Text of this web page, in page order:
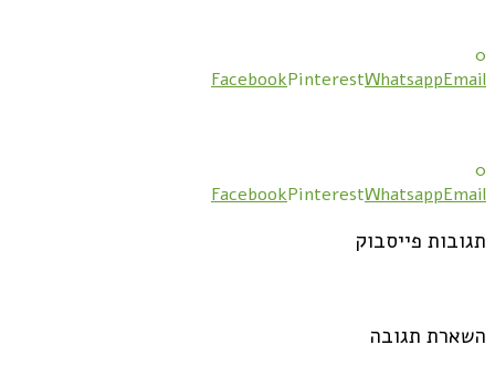
0
FacebookPinterestWhatsappEmail
0
FacebookPinterestWhatsappEmail
תגובות פייסבוק
השארת תגובה